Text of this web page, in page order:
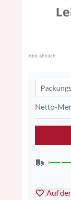
Abb. ähnlich
Netto-
Auf